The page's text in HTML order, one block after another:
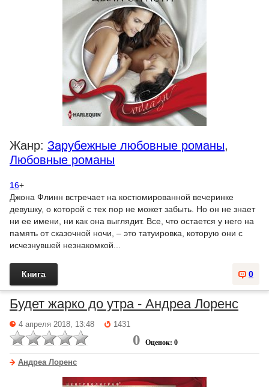
Жанр: Зарубежные любовные романы,
Любовные романы
16+
Джона Флинн встречает на костюмированной вечеринке
девушку, о которой с тех пор не может забыть. Но он не знает
ни ее имени, ни как она выглядит. Все, что остается у него на
память от сказочной ночи, – это татуировка, которую они с
исчезнувшей незнакомкой...
0
Книга
Будет жарко до утра - Андреа Лоренс
4 апреля 2018, 13:48 1431
0 Оценок: 0
Андреа Лоренс